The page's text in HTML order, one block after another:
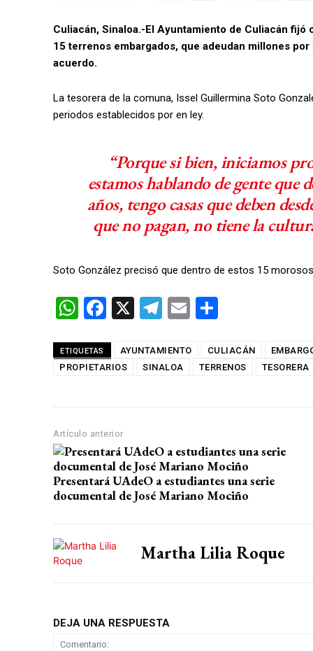
Culiacán, Sinaloa.-El Ayuntamiento de Culiacán
15 terrenos embargados, que adeudan millones
acuerdo.
La tesorera de la comuna, Issel Guillermina Soto
periodos establecidos por en ley.
“Porque si bien, iniciamos
estamos hablando de gente que
años, tengo casas que deben
que no pagan, no tiene la
Soto González precisó que dentro de estos 15
W
at
s
p
F
ce
b
k
X
T
e
gr
E
ail m
p
ETIQUETAS AYUNTAMIENTO CULIACÁN
PROPIETARIOS
SINALOA TERRENOS TESORERA
Artículo anterior
Presentará UAdeO a estudiantes una serie
documental de José Mariano Mociño
Martha Lilia Roque
DEJA UNA RESPUESTA